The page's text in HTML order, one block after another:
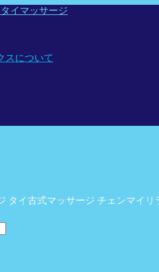
スについて
タイ古式マッサージ チェンマイリ